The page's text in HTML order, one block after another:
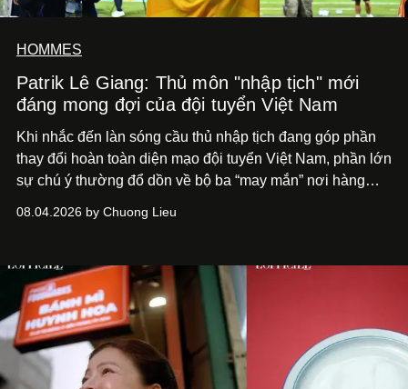
HOMMES
Patrik Lê Giang: Thủ môn "nhập tịch" mới
đáng mong đợi của đội tuyển Việt Nam
Khi nhắc đến làn sóng cầu thủ nhập tịch đang góp phần
thay đổi hoàn toàn diện mạo đội tuyển Việt Nam, phần lớn
sự chú ý thường đổ dồn về bộ ba “may mắn” nơi hàng
để ý rằng ở phía sau, cũng có một cái tên nhập tịch khác
ngự:Patrik Lê Giang.
08.04.2026 by Chuong Lieu